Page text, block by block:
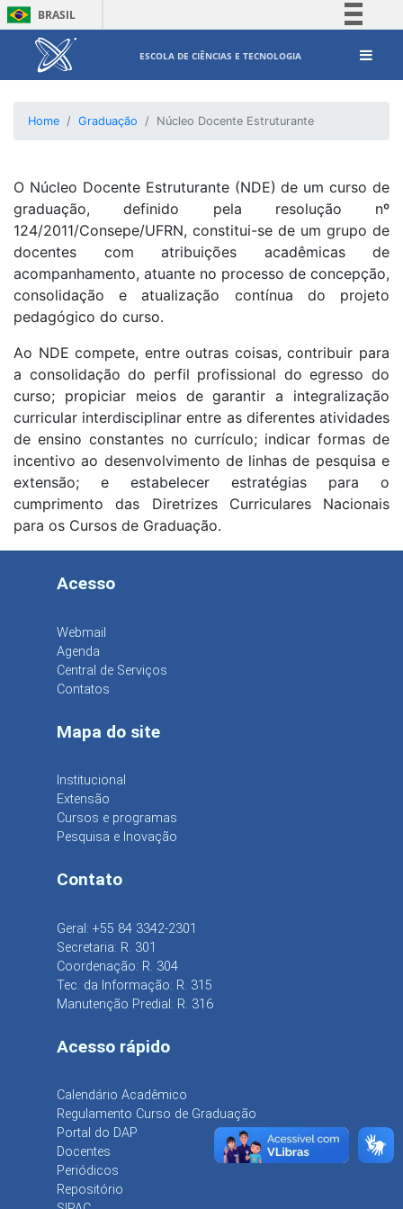
BRASIL
Acesso à informação
Canais
ESCOLA DE CIÊNCIAS E TECNOLOGIA
Home Graduação Núcleo Docente Estruturante
O Núcleo Docente Estruturante (NDE) de um curso de
graduação, definido pela resolução nº
124/2011/Consepe/UFRN, constitui-se de um grupo de
docentes com atribuições acadêmicas de
acompanhamento, atuante no processo de concepção,
consolidação e atualização contínua do projeto
pedagógico do curso.
Ao NDE compete, entre outras coisas, contribuir para
a consolidação do perfil profissional do egresso do
curso; propiciar meios de garantir a integralização
curricular interdisciplinar entre as diferentes atividades
de ensino constantes no currículo; indicar formas de
incentivo ao desenvolvimento de linhas de pesquisa e
extensão; e estabelecer estratégias para o
cumprimento das Diretrizes Curriculares Nacionais
para os Cursos de Graduação.
Acesso
Webmail
Agenda
Central de Serviços
Contatos
Mapa do site
Institucional
Extensão
Cursos e programas
Pesquisa e Inovação
Contato
Geral: +55 84 3342-2301
Secretaria: R. 301
Coordenação: R. 304
Tec. da Informação: R. 315
Manutenção Predial: R. 316
Acesso rápido
Calendário Acadêmico
Regulamento Curso de Graduação
Portal do DAP
Docentes
Periódicos
Repositório